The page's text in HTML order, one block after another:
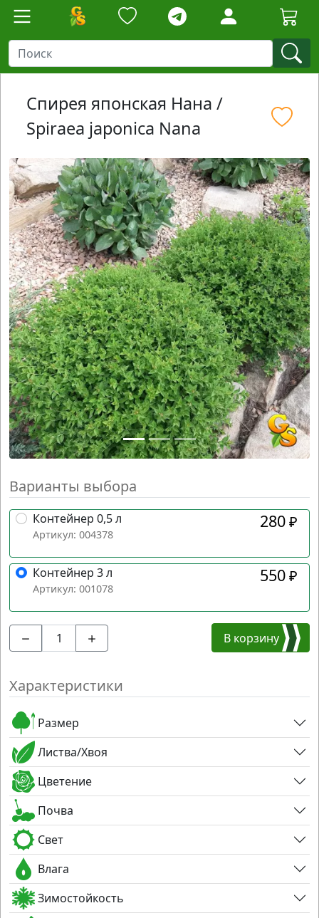
Спирея японская Нана /
Spiraea japonica Nana
Варианты выбора
Контейнер 0,5 л
Артикул: 004378
280₽
Контейнер 3 л
Артикул: 001078
550₽
В корзину
Характеристики
Размер
Листва/Хвоя
Цветение
Почва
Свет
Влага
Зимостойкость